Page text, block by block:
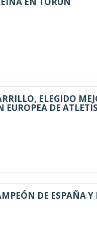
ELEGIDO
EUROPEA DE
DE ESPAÑA Y